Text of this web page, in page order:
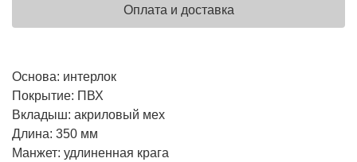
Оплата и доставка
Основа: интерлок
Покрытие: ПВХ
Вкладыш: акриловый мех
Длина: 350 мм
Манжет: удлиненная крага